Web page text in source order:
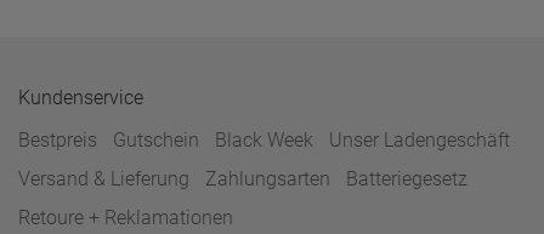
Kundenservice
Bestpreis
Gutschein Black Week
Unser Ladengeschäft
Versand & Lieferung
Zahlungsarten
Batteriegesetz
Retoure + Reklamationen